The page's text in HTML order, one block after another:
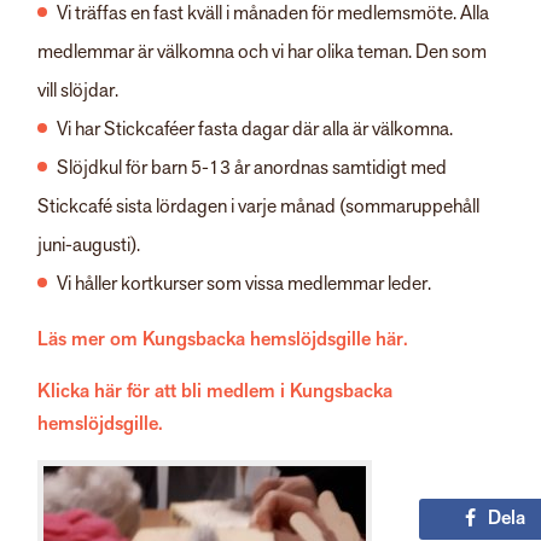
Vi träffas en fast kväll i månaden för medlemsmöte. Alla
medlemmar är välkomna och vi har olika teman. Den som
vill slöjdar.
Vi har Stickcaféer fasta dagar där alla är välkomna.
Slöjdkul för barn 5-13 år anordnas samtidigt med
Stickcafé sista lördagen i varje månad (sommaruppehåll
juni-augusti).
Vi håller kortkurser som vissa medlemmar leder.
Läs mer om Kungsbacka hemslöjdsgille här.
Klicka här för att bli medlem i Kungsbacka
hemslöjdsgille.
Dela